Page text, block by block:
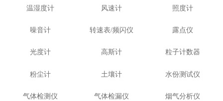
温湿度计 风速计 照度计
噪音计 转速表/频闪仪 露点仪
光度计 高斯计 粒子计数器
粉尘计 土壤计 水份测试仪
气体检测仪 气体检漏仪 烟气分析仪